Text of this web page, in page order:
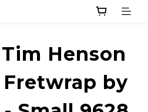
Henson
by